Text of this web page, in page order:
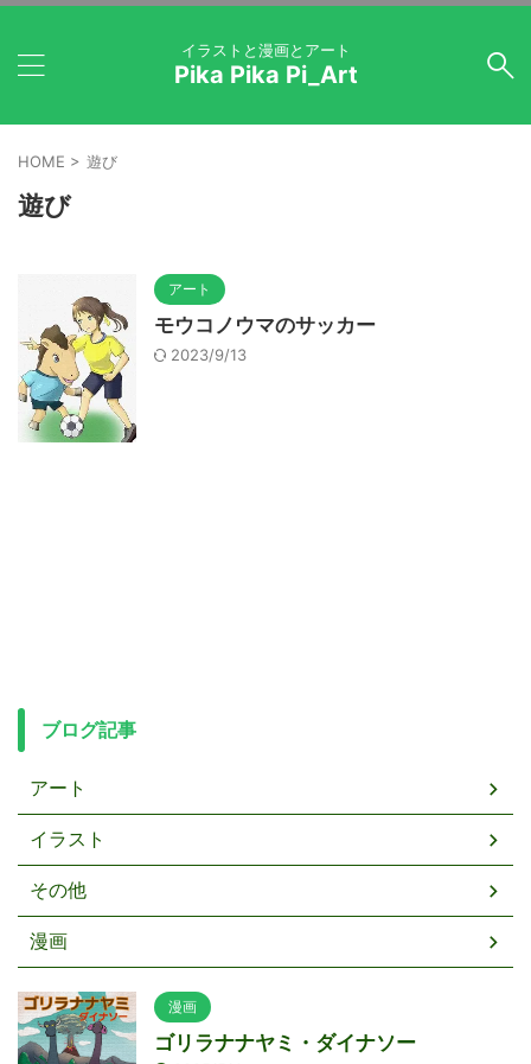
イラストと漫画とアート
Pika Pika Pi_Art
HOME > 遊び
遊び
アート
モウコノウマのサッカー
2023/9/13
ブログ記事
アート
イラスト
その他
漫画
漫画
ゴリラナナヤミ・ダイナソー